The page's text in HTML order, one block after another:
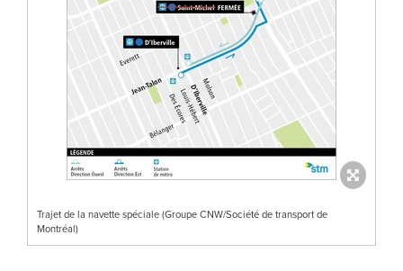
Trajet de la navette spéciale (Groupe CNW/Société de transport de
Montréal)